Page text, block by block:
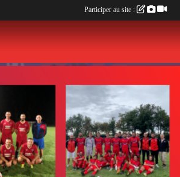
Participer au site :